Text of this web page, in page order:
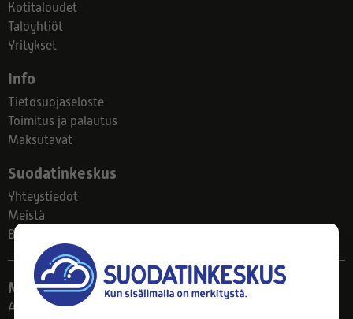
Kotitaloudet
Taloyhtiöt
Yritykset
Info
Tietosuojaseloste
Toimitus ja palautus
Maksutavat
Suodatinkeskus
Yhteystiedot
Meistä
Blogi
Myymälä
Ahlmanintie 61